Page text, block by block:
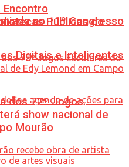
no 11º Congresso
Digitais e Inteligentes
Encontro
Públicas do
dos 72º Jogos
show nacional de
Mourão